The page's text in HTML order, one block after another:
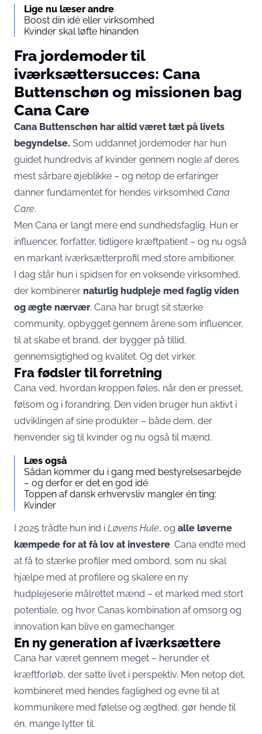
Lige nu læser andre
Boost din idé eller virksomhed
Kvinder skal løfte hinanden
Fra jordemoder til
iværksættersucces: Cana
Buttenschøn og missionen bag
Cana Care
Cana Buttenschøn har altid været tæt på livets
begyndelse. Som uddannet jordemoder har hun
guidet hundredvis af kvinder gennem nogle af deres
mest sårbare øjeblikke – og netop de erfaringer
danner fundamentet for hendes virksomhed Cana
Care.
Men Cana er langt mere end sundhedsfaglig. Hun er
influencer, forfatter, tidligere kræftpatient – og nu også
en markant iværksætterprofil med store ambitioner.
I dag står hun i spidsen for en voksende virksomhed,
der kombinerer naturlig hudpleje med faglig viden
og ægte nærvær. Cana har brugt sit stærke
community, opbygget gennem årene som influencer,
til at skabe et brand, der bygger på tillid,
gennemsigtighed og kvalitet. Og det virker.
Fra fødsler til forretning
Cana ved, hvordan kroppen føles, når den er presset,
følsom og i forandring. Den viden bruger hun aktivt i
udviklingen af sine produkter – både dem, der
henvender sig til kvinder og nu også til mænd.
Læs også
Sådan kommer du i gang med bestyrelsesarbejde
– og derfor er det en god idé
Toppen af dansk erhvervsliv mangler én ting:
Kvinder
I 2025 trådte hun ind i Løvens Hule, og alle løverne
kæmpede for at få lov at investere. Cana endte med
at få to stærke profiler med ombord, som nu skal
hjælpe med at profilere og skalere en ny
hudplejeserie målrettet mænd – et marked med stort
potentiale, og hvor Canas kombination af omsorg og
innovation kan blive en gamechanger.
En ny generation af iværksættere
Cana har været gennem meget – herunder et
kræftforløb, der satte livet i perspektiv. Men netop det,
kombineret med hendes faglighed og evne til at
kommunikere med følelse og ægthed, gør hende til
én, mange lytter til.